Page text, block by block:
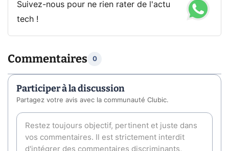
Suivez-nous pour ne rien rater de l'actu
tech !
Commentaires 0
Participer à la discussion
Partagez votre avis avec la communauté Clubic.